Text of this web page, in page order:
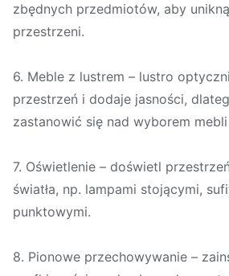
zbędnych przedmiotów, aby
przestrzeni.
6. Meble z lustrem – lustro
przestrzeń i dodaje jasności,
zastanowić się nad wyborem
7. Oświetlenie – doświetl
światła, np. lampami stojącymi,
punktowymi.
8. Pionowe przechowywanie –